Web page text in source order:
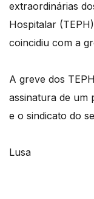
extraordinárias
Hospitalar
coincidiu com a
A greve dos
assinatura de um
e o sindicato do
Lusa